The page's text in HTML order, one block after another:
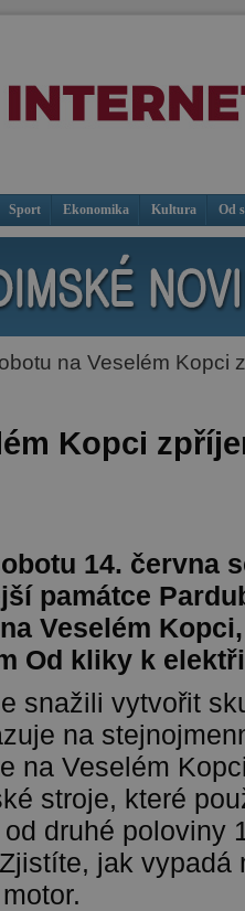
Sport Ekonomika Kultura Od
na Veselém Kopci
Kopci
14. června
památce
Veselém
Od kliky k
snažili vytvořit
na
na Veselém
stroje, které
druhé poloviny
jak vypadá